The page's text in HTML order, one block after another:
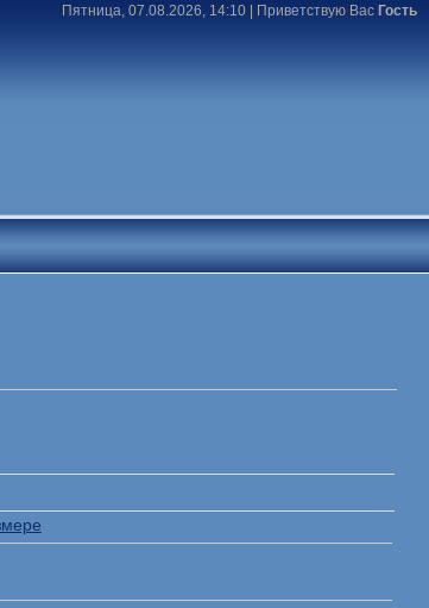
Пятница, 07.08.2026, 14:10 | Приветствую Вас Гость